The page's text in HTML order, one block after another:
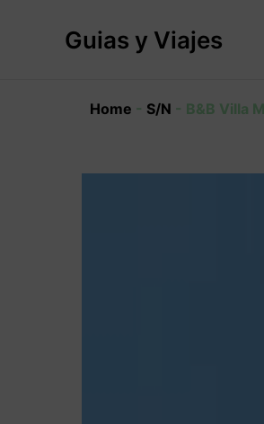
Guias y Viajes
Home - S/N - B&B Villa